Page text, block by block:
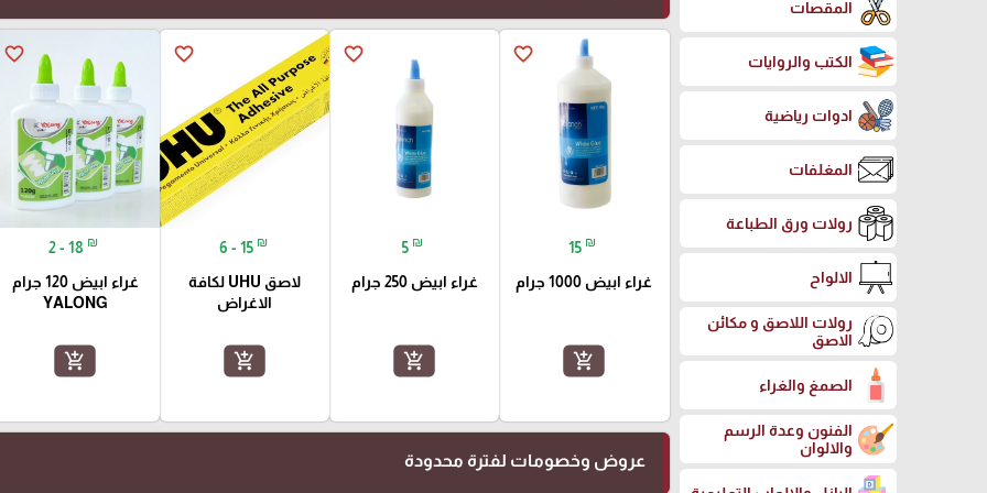
المقصات
الكتب والروايات
ادوات رياضية
المغلفات
رولات ورق الطباعة
الالواح
رولات اللاصق و مكائن
الاصق
الصمغ والغراء
الفنون وعدة الرسم
والالوان
favorite_border
15 ₪
غراء ابيض 1000 جرام
add_shopping_cart
favorite_border
5 ₪
غراء ابيض 250 جرام
add_shopping_cart
favorite_border
6 - 15 ₪
لاصق UHU لكافة
الاغراض
add_shopping_cart
favorite_border
2 - 18 ₪
غراء ابيض 120 جرام
YALONG
add_shopping_cart
عروض وخصومات لفترة محدودة